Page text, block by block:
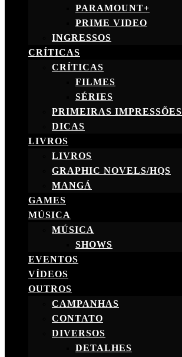
PARAMOUNT+
PRIME VIDEO
INGRESSOS
CRÍTICAS
CRÍTICAS
FILMES
SÉRIES
PRIMEIRAS IMPRESSÕES
DICAS
LIVROS
LIVROS
GRAPHIC NOVELS/HQS
MANGÁ
GAMES
MÚSICA
MÚSICA
SHOWS
EVENTOS
VÍDEOS
OUTROS
CAMPANHAS
CONTATO
DIVERSOS
DETALHES